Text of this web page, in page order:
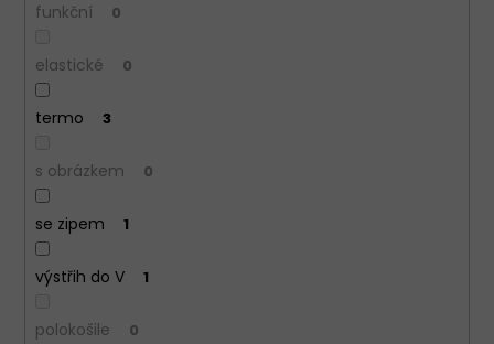
funkční 0
elastické 0
termo 3
s obrázkem 0
se zipem 1
výstřih do V 1
polokošile 0